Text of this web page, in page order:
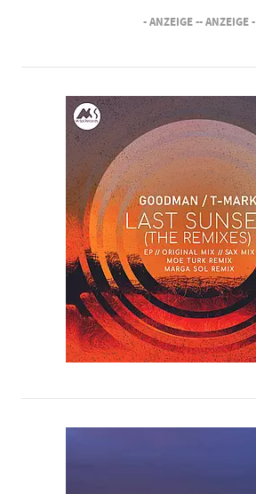
- ANZEIGE -- ANZEIGE -